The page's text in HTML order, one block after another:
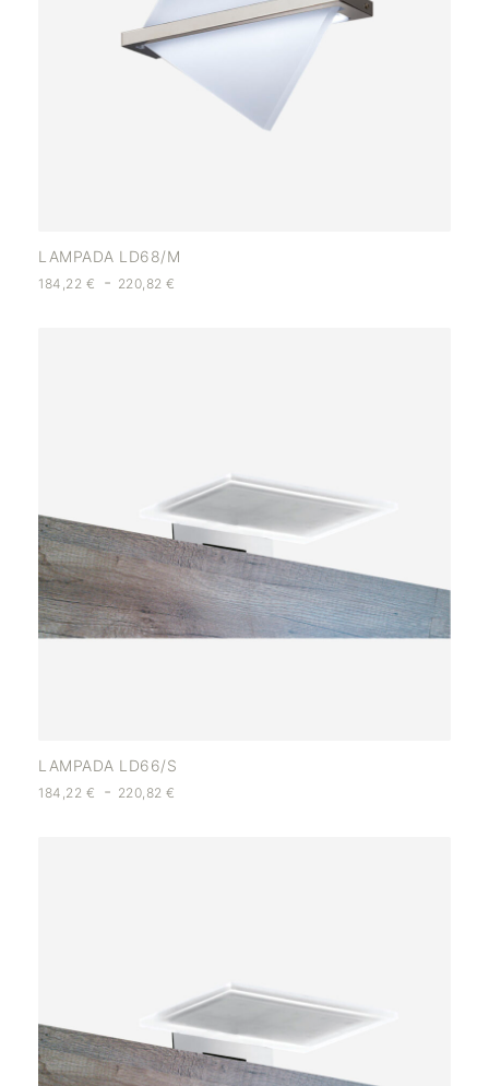
LAMPADA LD68/M
184,22 € - 220,82€
LAMPADA LD66/S
184,22 € - 220,82€